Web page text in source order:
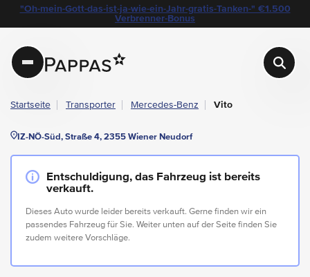
Navigation überspringen
Zum Hauptcontent
Zur Hauptnavigation springen
layout.table-of-content
Technische Daten
Fahrzeugausstattung
Leasing
Beispielangebot
Standort & Ansprechpartner
Das könnte Sie auch interessieren
"Oh-mein-Gott-das-ist-ja-wie-ein-Jahr-gratis-Tanken-" €1.500
Verbrenner-Bonus
Pappas
Startseite Transporter Mercedes-Benz Vito
IZ-NÖ-Süd, Straße 4, 2355 Wiener Neudorf
Entschuldigung, das Fahrzeug ist bereits
verkauft.
Dieses Auto wurde leider bereits verkauft. Gerne finden wir ein
passendes Fahrzeug für Sie. Weiter unten auf der Seite finden Sie
zudem weitere Vorschläge.